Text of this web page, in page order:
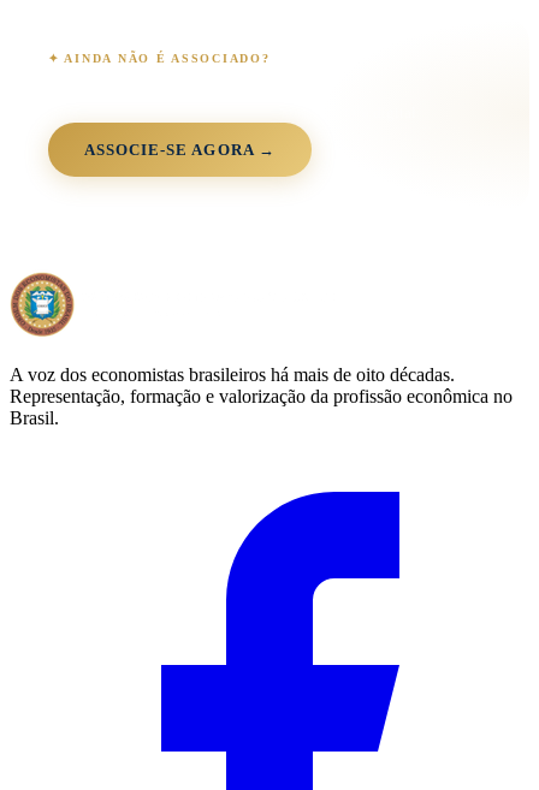
✦ AINDA NÃO É ASSOCIADO?
ASSOCIE-SE AGORA →
A voz dos economistas brasileiros há mais de oito décadas.
Representação, formação e valorização da profissão econômica no
Brasil.